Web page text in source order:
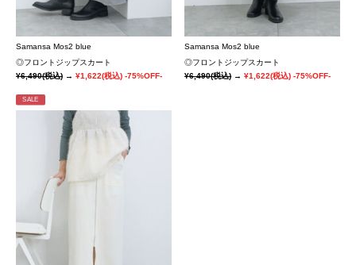
Samansa Mos2 blue
◎フロントジップスカート
¥6,490(税込) → ¥1,622(税込) -75%OFF-
Samansa Mos2 blue
◎フロントジップスカート
¥6,490(税込)→¥1,622(税込) -75%OFF-
SALE